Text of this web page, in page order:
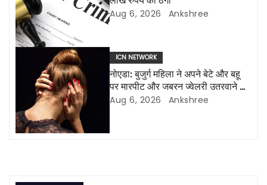
a
t
n
Aug 6, 2026 Ankshree
ICN NETWORK
नोएडा: बुजुर्ग महिला ने अपने बेटे और बहू
पर मारपीट और जबरन ज्वेलरी उतरवाने का
आरोप लगाया
Aug 6, 2026 Ankshree